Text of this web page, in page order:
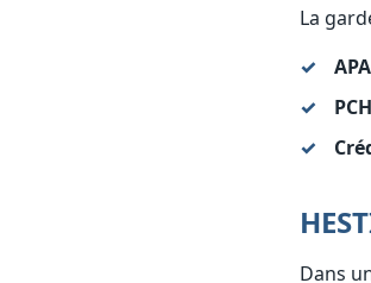
La
APA
PCH
Dans